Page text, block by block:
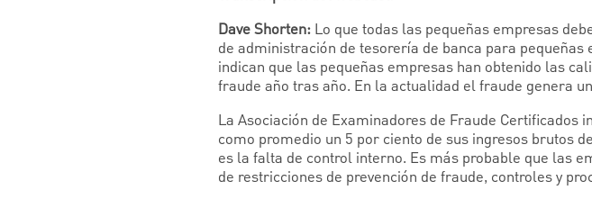
Dave Shorten: Lo que todas las pequeñas empresas
de administración de tesorería de banca para
indican que las pequeñas empresas han obtenido las
fraude año tras año. En la actualidad el fraude genera
La Asociación de Examinadores de Fraude
como promedio un 5 por ciento de sus ingresos brutos
es la falta de control interno. Es más probable que las
de restricciones de prevención de fraude, controles y